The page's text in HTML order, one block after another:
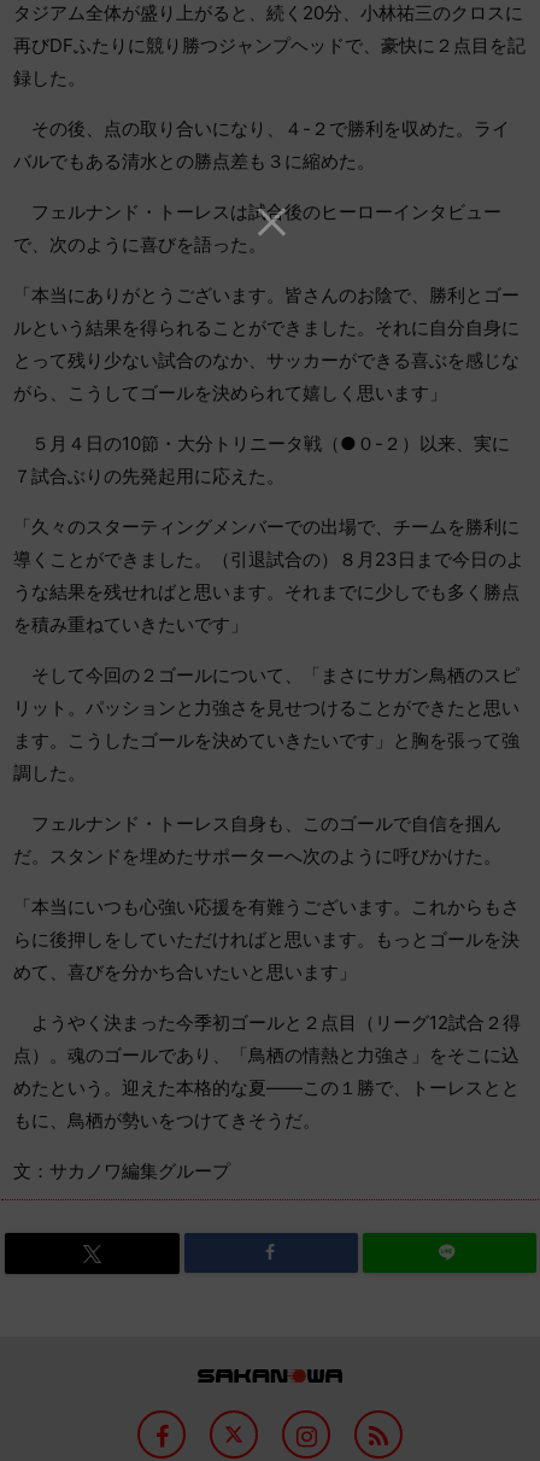
タジアム全体が盛り上がると、続く20分、小林祐三のクロスに
再びDFふたりに競り勝つジャンプヘッドで、豪快に２点目を記
録した。
その後、点の取り合いになり、４-２で勝利を収めた。ライ
バルでもある清水との勝点差も３に縮めた。
フェルナンド・トーレスは試合後のヒーローインタビュー
で、次のように喜びを語った。
「本当にありがとうございます。皆さんのお陰で、勝利とゴー
ルという結果を得られることができました。それに自分自身に
とって残り少ない試合のなか、サッカーができる喜ぶを感じな
がら、こうしてゴールを決められて嬉しく思います」
５月４日の10節・大分トリニータ戦（●０-２）以来、実に
７試合ぶりの先発起用に応えた。
「久々のスターティングメンバーでの出場で、チームを勝利に
導くことができました。（引退試合の）８月23日まで今日のよ
うな結果を残せればと思います。それまでに少しでも多く勝点
を積み重ねていきたいです」
そして今回の２ゴールについて、「まさにサガン鳥栖のスピ
リット。パッションと力強さを見せつけることができたと思い
ます。こうしたゴールを決めていきたいです」と胸を張って強
調した。
フェルナンド・トーレス自身も、このゴールで自信を掴ん
だ。スタンドを埋めたサポーターへ次のように呼びかけた。
「本当にいつも心強い応援を有難うございます。これからもさ
らに後押しをしていただければと思います。もっとゴールを決
めて、喜びを分かち合いたいと思います」
ようやく決まった今季初ゴールと２点目（リーグ12試合２得
点）。魂のゴールであり、「鳥栖の情熱と力強さ」をそこに込
めたという。迎えた本格的な夏――この１勝で、トーレスとと
もに、鳥栖が勢いをつけてきそうだ。
文：サカノワ編集グループ